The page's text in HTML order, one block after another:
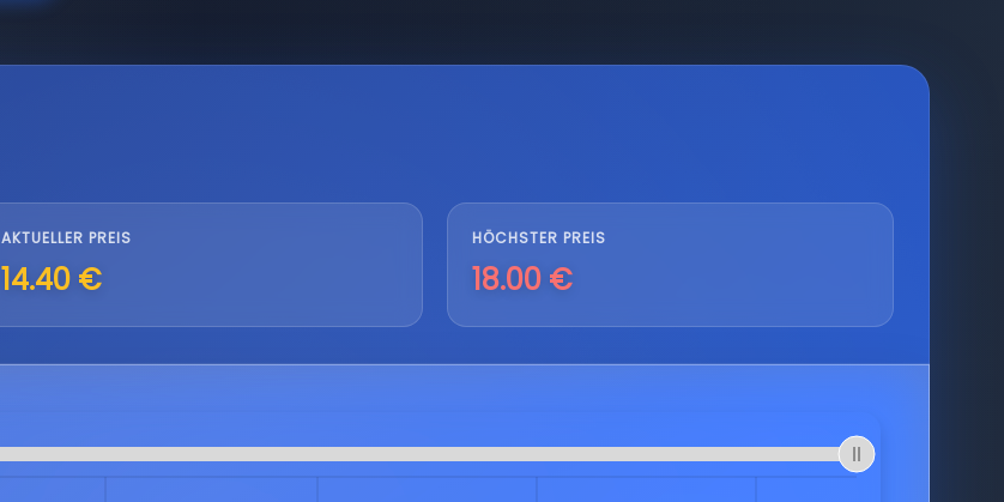
AKTUELLER PREIS
14.40 €
HÖCHSTER PREIS
18.00 €